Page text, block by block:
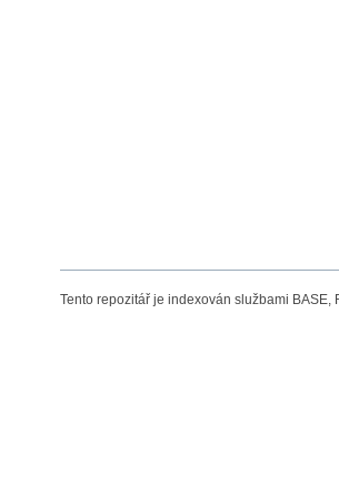
Tento repozitář je indexován službami BASE,